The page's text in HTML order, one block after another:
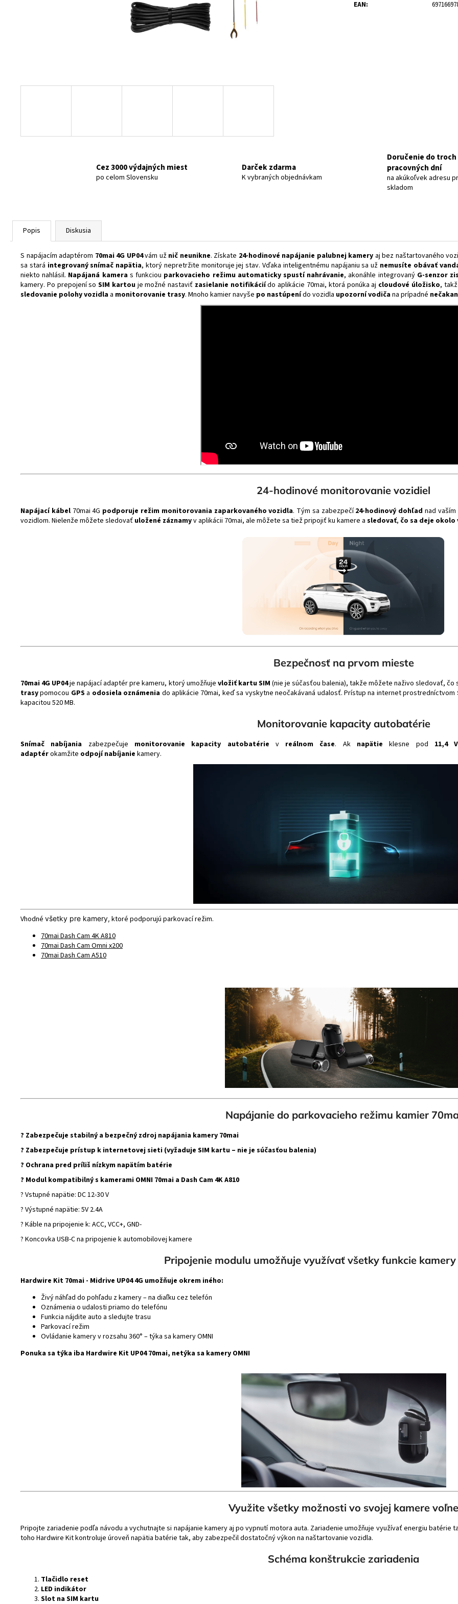
EAN:
Cez 3000 výdajných miest
po celom Slovensku
Darček zdarma
K vybraných objednávkam
Doručenie do troch
pracovných dní
na akúkoľvek adresu
skladom
Popis Diskusia
S napájacím adaptérom 70mai 4G UP04vám užnič neunikne. Získate 24-hodinové napájanie palubnej kamery aj bez naštartovaného
sa stará integrovaný snímač napätia, ktorý nepretržite monitoruje jej stav. Vďaka inteligentnému napájaniu sa už nemusíte obávať
niekto nahlásil. Napájaná kameras funkciou parkovacieho režimu automaticky spustí nahrávanie, akonáhle integrovaný G-senzor
kamery. Po prepojení soSIM kartouje možné nastaviť zasielanie notifikáciído aplikácie 70mai, ktorá ponúka aj cloudové úložisko,
sledovanie polohy vozidla a monitorovanie trasy. Mnoho kamier navyše po nastúpenído vozidla upozorní vodičana prípadné
24-hodinové monitorovanie vozidiel
Napájací kábel70mai 4G podporuje režim monitorovania zaparkovaného vozidla. Tým sa zabezpečí24-hodinový dohľad nad
vozidlom. Nielenže môžete sledovať uložené záznamyv aplikácii 70mai, ale môžete sa tiež pripojiť ku kamere a sledovať, čo sa deje
Bezpečnosť na prvom mieste
70mai 4G UP04je napájací adaptér pre kameru, ktorý umožňuje vložiť kartu SIM (nie je súčasťou balenia), takže môžete naživo sledovať, čo
trasypomocou GPS a odosiela oznámenia do aplikácie 70mai, keď sa vyskytne neočakávaná udalosť. Prístup na internet prostredníctvom
kapacitou 520 MB.
Monitorovanie kapacity autobatérie
Snímač nabíjania zabezpečuje monitorovanie kapacity autobatérie v reálnom čase. Ak napätie klesne pod 11,4 V
adaptérokamžite odpojí nabíjanie kamery.
Vhodné všetky pre kamery, ktoré podporujú parkovací režim.
70mai Dash Cam 4K A810
70mai Dash Cam Omni x200
70mai Dash Cam A510
Napájanie do parkovacieho režimu kamier
? Zabezpečuje stabilný a bezpečný zdroj napájania kamery 70mai
? Zabezpečuje prístup k internetovej sieti (vyžaduje SIM kartu – nie je súčasťou balenia)
? Ochrana pred príliš nízkym napätím batérie
? Modul kompatibilný s kamerami OMNI 70mai a Dash Cam 4K A810
? Vstupné napätie: DC 12-30 V
? Výstupné napätie: 5V 2.4A
? Káble na pripojenie k: ACC, VCC+, GND-
? Koncovka USB-C na pripojenie k automobilovej kamere
Pripojenie modulu umožňuje využívať všetky funkcie
Hardwire Kit 70mai - Midrive UP04 4G umožňuje okrem iného:
Živý náhľad do pohľadu z kamery – na diaľku cez telefón
Oznámenia o udalosti priamo do telefónu
Funkcia nájdite auto a sledujte trasu
Parkovací režim
Ovládanie kamery v rozsahu 360° – týka sa kamery OMNI
Ponuka sa týka iba Hardwire Kit UP04 70mai, netýka sa kamery OMNI
Využite všetky možnosti vo svojej kamere voľne
Pripojte zariadenie podľa návodu a vychutnajte si napájanie kamery aj po vypnutí motora auta. Zariadenie umožňuje využívať energiu batérie
toho Hardwire Kit kontroluje úroveň napätia batérie tak, aby zabezpečil dostatočný výkon na naštartovanie vozidla.
Schéma konštrukcie zariadenia
Tlačidlo reset
LED indikátor
Slot na SIM kartu
€419